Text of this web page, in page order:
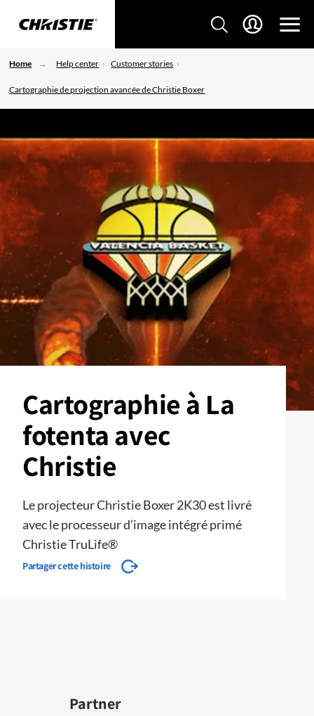
Home Help center Customer stories
Cartographie de projection avancée de Christie Boxer
Cartographie à La
fotenta avec
Christie
Le projecteur Christie Boxer 2K30 est livré
avec le processeur d’image intégré primé
Christie TruLife®
Partager cette histoire
Partner